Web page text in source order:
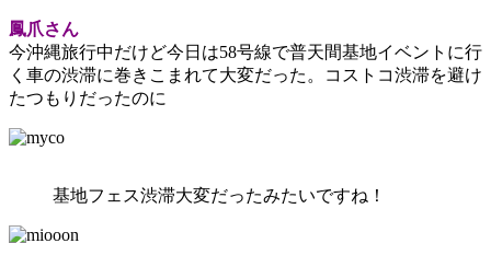
鳳爪さん
今沖縄旅行中だけど今日は58号線で普天間基地イベントに行
く車の渋滞に巻きこまれて大変だった。コストコ渋滞を避け
たつもりだったのに
基地フェス渋滞大変だったみたいですね！